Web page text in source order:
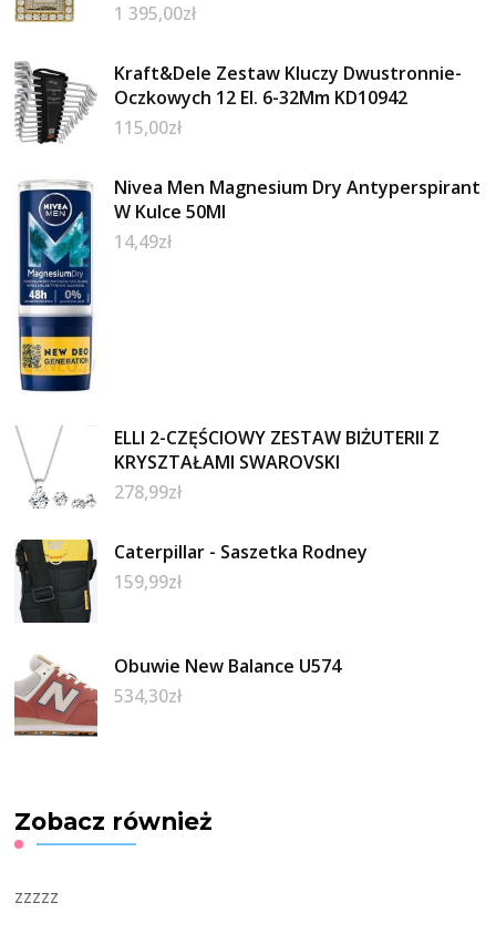
1 395,00zł
Kraft&Dele Zestaw Kluczy Dwustronnie-
Oczkowych 12 El. 6-32Mm KD10942
115,00zł
Nivea Men Magnesium Dry Antyperspirant
W Kulce 50Ml
14,49zł
ELLI 2-CZĘŚCIOWY ZESTAW BIŻUTERII Z
KRYSZTAŁAMI SWAROVSKI
278,99zł
Caterpillar - Saszetka Rodney
159,99zł
Obuwie New Balance U574
534,30zł
Zobacz również
zzzzz